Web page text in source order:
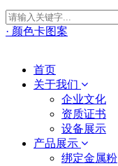
· 颜色卡图案
首页
关于我们
企业文化
资质证书
设备展示
产品展示
绑定金属粉